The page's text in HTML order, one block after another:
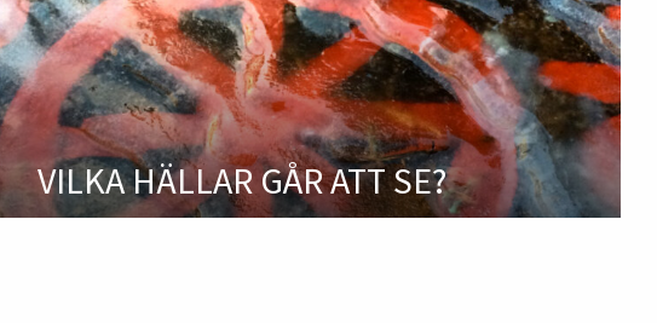
VILKA HÄLLAR GÅR ATT SE?